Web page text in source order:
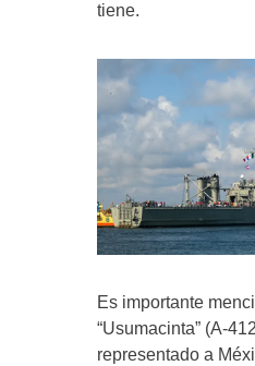
tiene.
Es importante
“Usumacinta” (A-
representado a